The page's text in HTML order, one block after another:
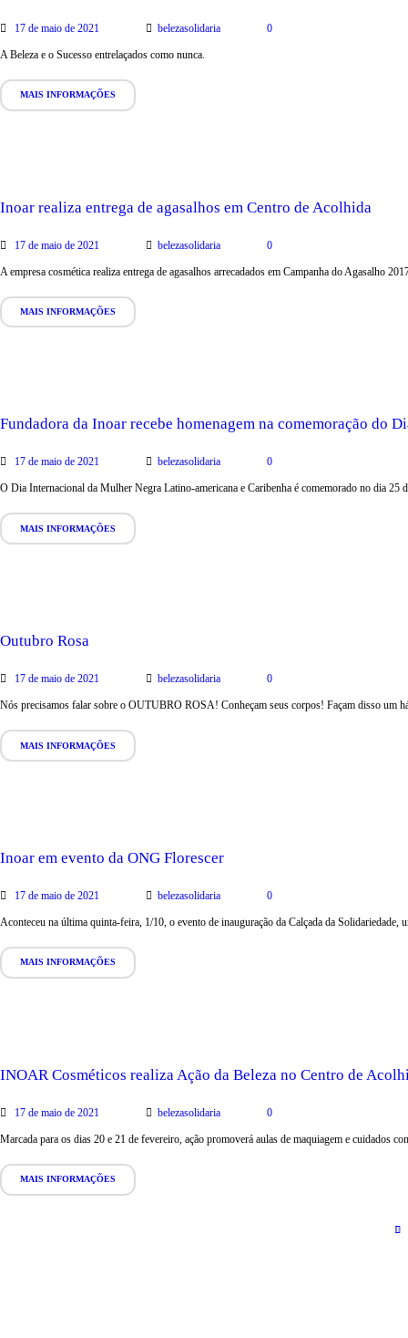
17 de maio de 2021 belezasolidaria 0
A Beleza e o Sucesso entrelaçados como nunca.
MAIS INFORMAÇÕES
Inoar realiza entrega de agasalhos em Centro de Acolhida
17 de maio de 2021 belezasolidaria 0
A empresa cosmética realiza entrega de agasalhos arrecadados em Campanha do Agasalho
MAIS INFORMAÇÕES
Fundadora da Inoar recebe homenagem na comemoração do
17 de maio de 2021 belezasolidaria 0
O Dia Internacional da Mulher Negra Latino-americana e Caribenha é comemorado no dia
MAIS INFORMAÇÕES
Outubro Rosa
17 de maio de 2021 belezasolidaria 0
Nós precisamos falar sobre o OUTUBRO ROSA! Conheçam seus corpos! Façam disso um
MAIS INFORMAÇÕES
Inoar em evento da ONG Florescer
17 de maio de 2021 belezasolidaria 0
Aconteceu na última quinta-feira, 1/10, o evento de inauguração da Calçada da
MAIS INFORMAÇÕES
INOAR Cosméticos realiza Ação da Beleza no Centro de
17 de maio de 2021 belezasolidaria 0
Marcada para os dias 20 e 21 de fevereiro, ação promoverá aulas de maquiagem e cuidados
MAIS INFORMAÇÕES